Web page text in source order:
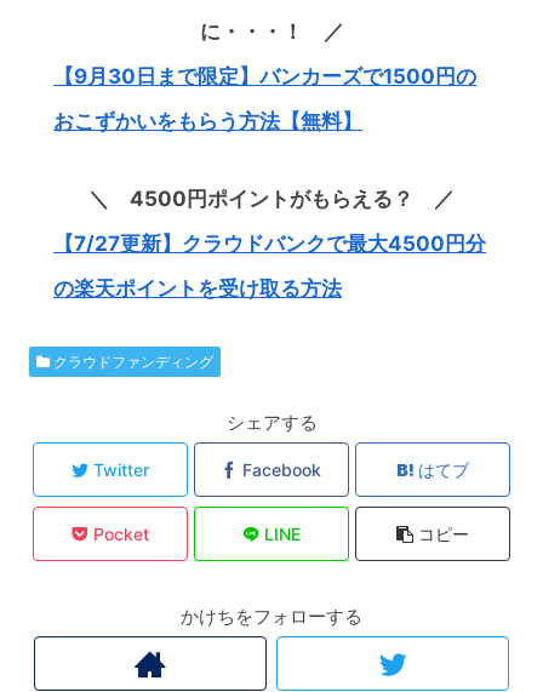
に・・・！ ／
【9月30日まで限定】バンカーズで1500円の
おこずかいをもらう方法【無料】
＼ 4500円ポイントがもらえる？ ／
【7/27更新】クラウドバンクで最大4500円分
の楽天ポイントを受け取る方法
クラウドファンディング
シェアする
Twitter Facebook はてブ
Pocket LINE コピー
かけちをフォローする